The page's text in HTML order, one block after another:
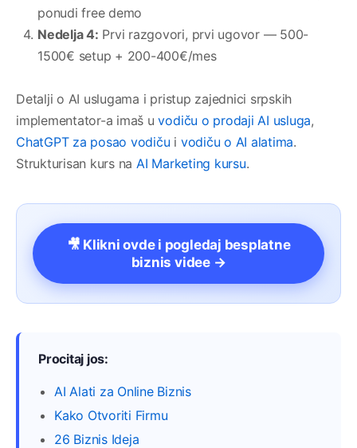
ponudi free demo
Nedelja 4: Prvi razgovori, prvi ugovor — 500-
1500€ setup + 200-400€/mes
Detalji o AI uslugama i pristup zajednici srpskih
implementator-a imaš uvodiču o prodaji AI usluga,
ChatGPT za posao vodiču i vodiču o AI alatima.
Strukturisan kurs na AI Marketing kursu.
🎥 Klikni ovde i pogledaj besplatne
biznis videe →
Procitaj jos:
AI Alati za Online Biznis
Kako Otvoriti Firmu
26 Biznis Ideja